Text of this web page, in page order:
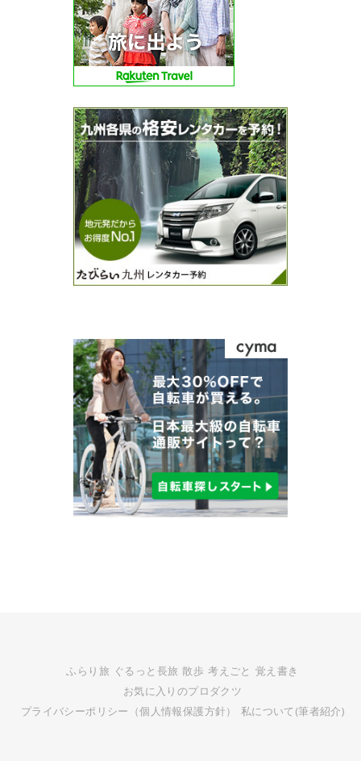
ふらり旅 ぐるっと長旅 散歩 考えごと 覚え書き
お気に入りのプロダクツ
プライバシーポリシー（個人情報保護方針）
私について(筆者紹介)